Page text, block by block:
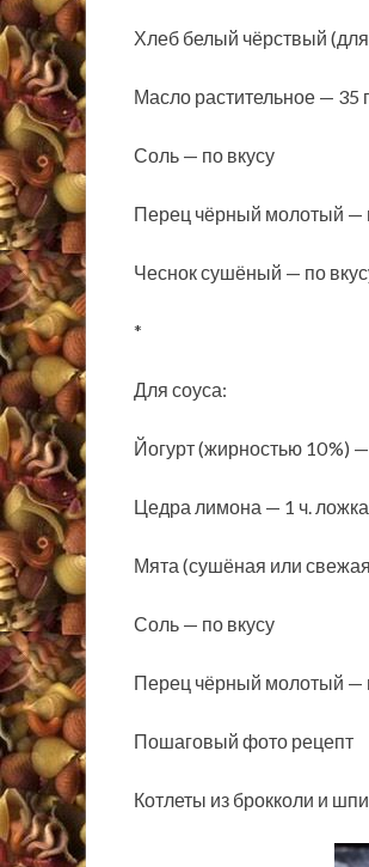
Хлеб белый чёрствый
Масло растительное — 35
Соль — по вкусу
Перец чёрный молотый —
Чеснок сушёный — по
*
Для соуса:
Йогурт (жирностью 10 %)
Цедра лимона — 1 ч. ложка
Мята (сушёная или
Соль — по вкусу
Перец чёрный молотый —
Пошаговый фото рецепт
Котлеты из брокколи и